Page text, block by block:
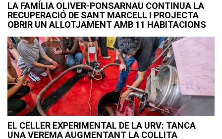
LA FAMÍLIA OLIVER-PONSARNAU CONTINUA LA
RECUPERACIÓ DE SANT MARCELL I PROJECTA
OBRIR UN ALLOTJAMENT AMB 11 HABITACIONS
EL CELLER EXPERIMENTAL DE LA URV: TANCA
UNA VEREMA AUGMENTANT LA COLLITA